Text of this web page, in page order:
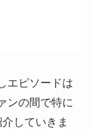
エピソードは
ンの間で特に
していきま